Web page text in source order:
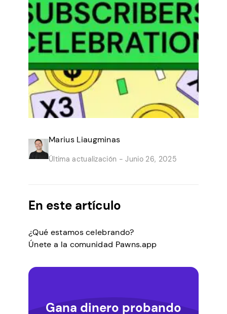
Marius Liaugminas
Última actualización - Junio 26, 2025
En este artículo
¿Qué estamos celebrando?
Únete a la comunidad Pawns.app
Gana dinero probando